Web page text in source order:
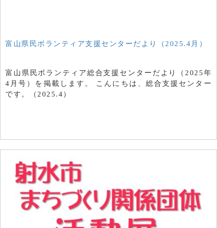
富山県民ボランティア支援センターだより（2025.4月）
富山県民ボランティア総合支援センターだより（2025年
4月号）を掲載します。 こんにちは、総合支援センター
です。（2025.4）